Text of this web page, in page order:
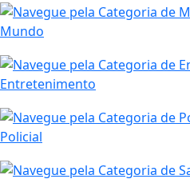
Mundo
Entretenimento
Policial